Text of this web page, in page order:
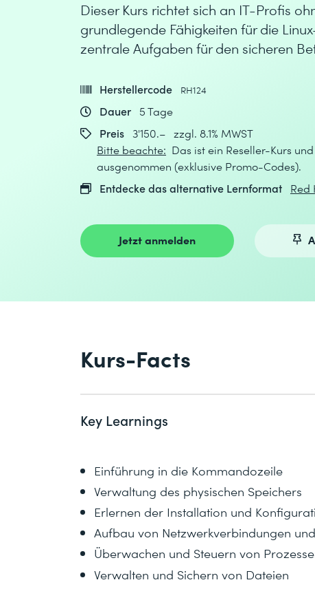
Dieser Kurs richtet sich an IT-Profis
grundlegende Fähigkeiten für die
zentrale Aufgaben für den sicheren
Herstellercode RH124
Dauer
5 Tage
Preis 3'150.– zzgl. 8.1% MWST
Bitte beachte: Das ist ein Reseller-Kurs
ausgenommen (exklusive Promo-Codes).
Entdecke das alternative Lernformat
Red
Jetzt anmelden
Kurs-Facts
Key Learnings
Einführung in die Kommandozeile
Verwaltung des physischen Speichers
Erlernen der Installation und
Aufbau von Netzwerkverbindungen
Überwachen und Steuern von
Verwalten und Sichern von Dateien